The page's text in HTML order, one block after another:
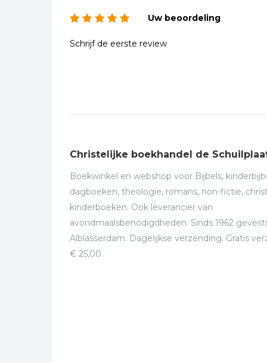
Taalstudie
Uw beoordeling
Schrijf de eerste review
Christelijke boekhandel de
Boekwinkel en webshop voor Bijbels,
dagboeken, theologie, romans, non-fictie,
kinderboeken. Ook leverancier van
avondmaalsbenodigdheden. Sinds 1962
Alblasserdam. Dagelijkse verzending. Gratis
€ 25,00.